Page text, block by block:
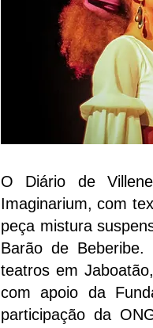
O Diário de
Imaginarium, com
peça mistura
Barão de
teatros em
com apoio da
participação da